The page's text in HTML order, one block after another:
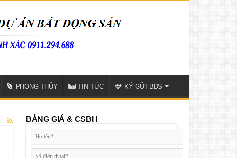
PHONG THỦY TIN TỨC KÝ GỬI BĐS
BẢNG GIÁ & CSBH